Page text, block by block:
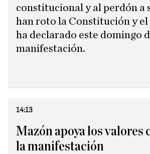
constitucional y al perdón a
han roto la Constitución y
ha declarado este domingo
manifestación.
14:13
Mazón apoya los valores
la manifestación